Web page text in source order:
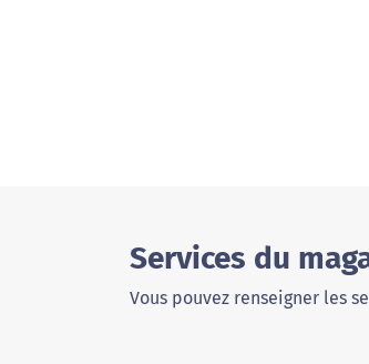
Services du
Vous pouvez renseigner les